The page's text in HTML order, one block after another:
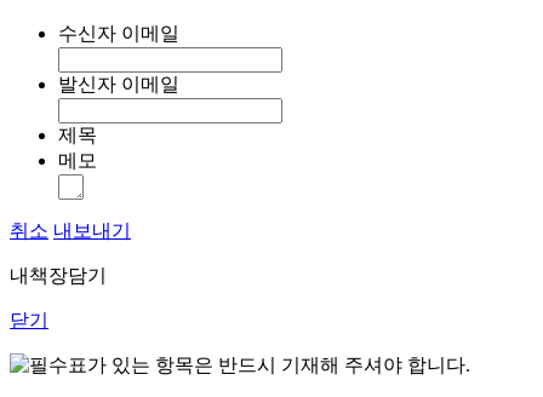
수신자 이메일
발신자 이메일
제목
메모
취소 내보내기
내책장담기
닫기
표가 있는 항목은 반드시 기재해 주셔야 합니다.